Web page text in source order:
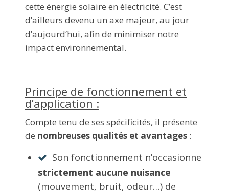
cette énergie solaire en électricité. C’est
d’ailleurs devenu un axe majeur, au jour
d’aujourd’hui, afin de minimiser notre
impact environnemental.
Principe de fonctionnement et
d’application :
Compte tenu de ses spécificités, il présente
de nombreuses qualités et avantages :
Son fonctionnement n’occasionne
strictement aucune nuisance
(mouvement, bruit, odeur…) de